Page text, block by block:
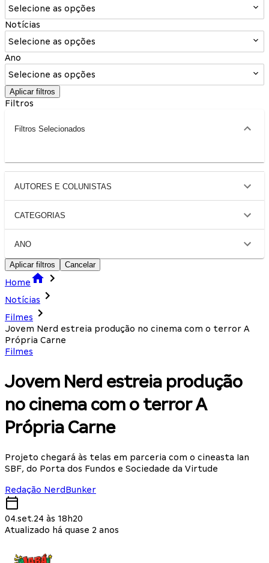
Selecione as opções
Notícias
Selecione as opções
Ano
Selecione as opções
Aplicar filtros
Filtros
Filtros Selecionados
AUTORES E COLUNISTAS
CATEGORIAS
ANO
Aplicar filtros Cancelar
Home
Notícias
Filmes
Jovem Nerd estreia produção no cinema com o terror A
Própria Carne
Filmes
Jovem Nerd estreia produção
no cinema com o terror A
Própria Carne
Projeto chegará às telas em parceria com o cineasta Ian
SBF, do Porta dos Fundos e Sociedade da Virtude
Redação NerdBunker
04.set.24 às 18h20
Atualizado há quase 2 anos